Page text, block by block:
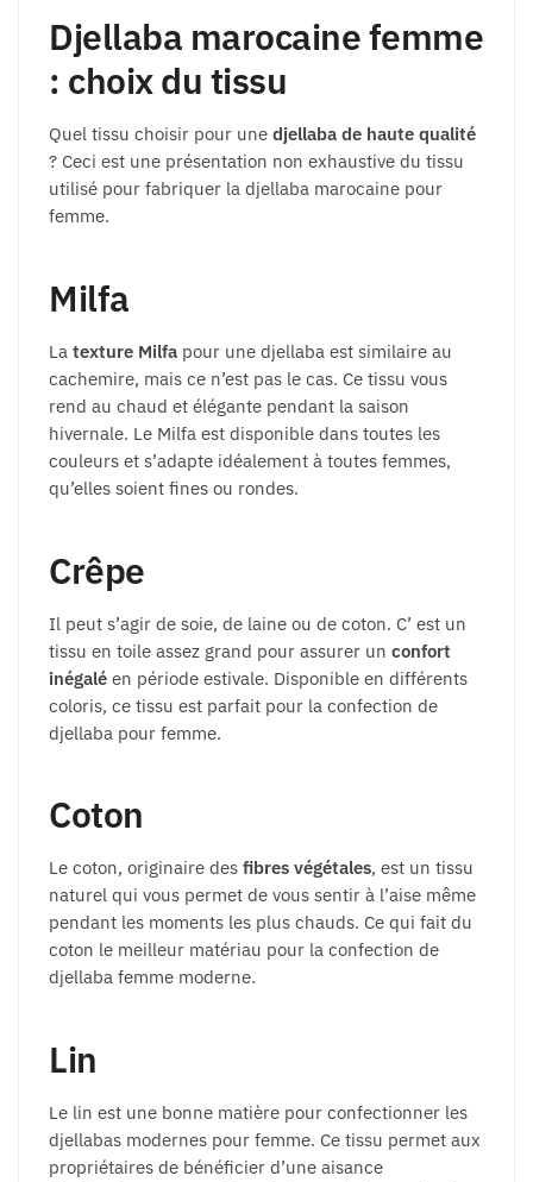
Djellaba marocaine femme
: choix du tissu
Quel tissu choisir pour une djellaba de haute qualité
? Ceci est une présentation non exhaustive du tissu
utilisé pour fabriquer la djellaba marocaine pour
femme.
Milfa
La texture Milfa pour une djellaba est similaire au
cachemire, mais ce n’est pas le cas. Ce tissu vous
rend au chaud et élégante pendant la saison
hivernale. Le Milfa est disponible dans toutes les
couleurs et s’adapte idéalement à toutes femmes,
qu’elles soient fines ou rondes.
Crêpe
Il peut s’agir de soie, de laine ou de coton. C’ est un
tissu en toile assez grand pour assurer un confort
inégalé en période estivale. Disponible en différents
coloris, ce tissu est parfait pour la confection de
djellaba pour femme.
Coton
Le coton, originaire des fibres végétales, est un tissu
naturel qui vous permet de vous sentir à l’aise même
pendant les moments les plus chauds. Ce qui fait du
coton le meilleur matériau pour la confection de
djellaba femme moderne.
Lin
Le lin est une bonne matière pour confectionner les
djellabas modernes pour femme. Ce tissu permet aux
propriétaires de bénéficier d’une aisance